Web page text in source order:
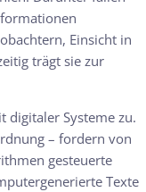
Einsicht in
trägt sie zur
digitaler Systeme zu.
– fordern von
gesteuerte
Texte